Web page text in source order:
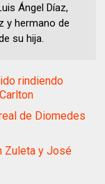
Ángel Díaz,
y hermano de
su hija.
rindiendo
de Diomedes
Zuleta y José